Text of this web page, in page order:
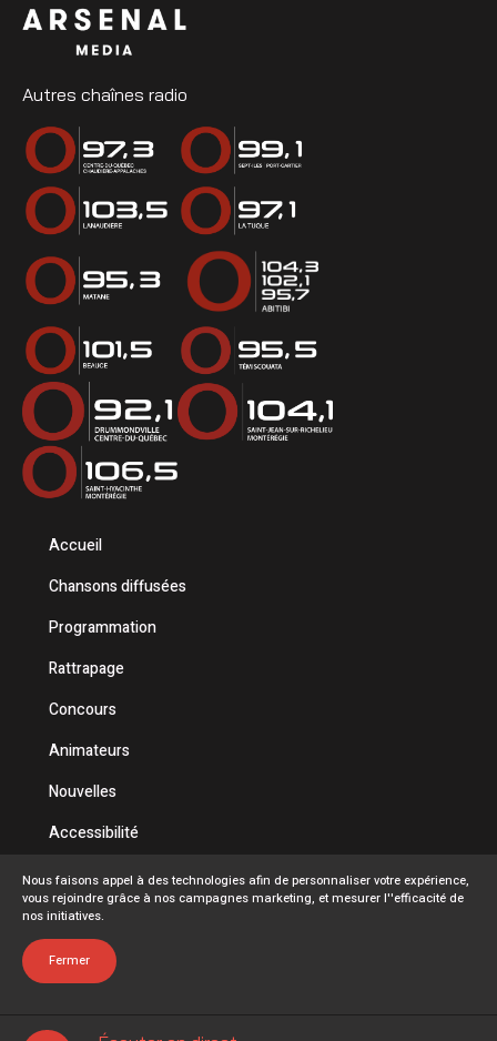
Autres chaînes radio
Accueil
Chansons diffusées
Programmation
Rattrapage
Concours
Animateurs
Nouvelles
Accessibilité
Politique de confidentialité
Conditions d'utilisation
FAQ
Nous faisons appel à des technologies afin de personnaliser votre expérience,
vous rejoindre grâce à nos campagnes marketing, et mesurer l''efficacité de
nos initiatives.
Fermer